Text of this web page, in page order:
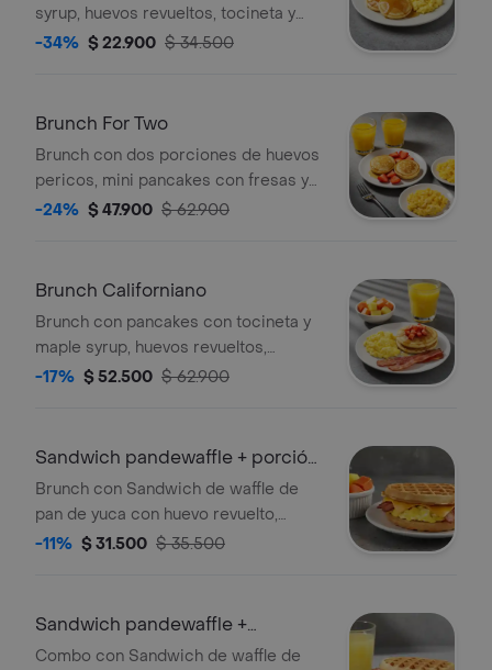
syrup, huevos revueltos, tocineta y
papas rostizadas.
-34% $ 22.900 $ 34.500
Brunch For Two
Brunch con dos porciones de huevos
pericos, mini pancakes con fresas y
maple syrup y dos jugos de naranja.
-24% $ 47.900 $ 62.900
Brunch Californiano
Brunch con pancakes con tocineta y
maple syrup, huevos revueltos,
porción de fruta y bebida a elección.
-17% $ 52.500 $ 62.900
Sandwich pandewaffle + porción
de fruta
Brunch con Sandwich de waffle de
pan de yuca con huevo revuelto,
queso cheddar, tocineta crocante y
-11% $ 31.500 $ 35.500
Sandwich pandewaffle +
limonada
Combo con Sandwich de waffle de